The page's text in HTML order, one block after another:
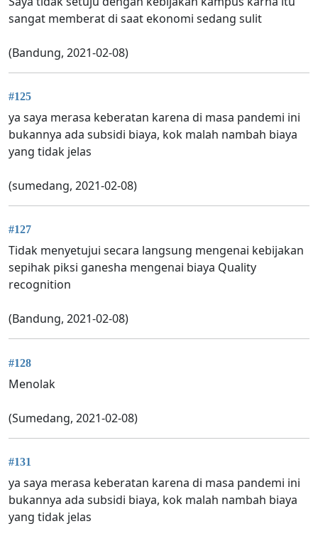
sangat memberat di saat ekonomi sedang sulit
(Bandung, 2021-02-08)
#125
ya saya merasa keberatan karena di masa pandemi ini
bukannya ada subsidi biaya, kok malah nambah biaya
yang tidak jelas
(sumedang, 2021-02-08)
#127
Tidak menyetujui secara langsung mengenai kebijakan
sepihak piksi ganesha mengenai biaya Quality
recognition
(Bandung, 2021-02-08)
#128
Menolak
(Sumedang, 2021-02-08)
#131
ya saya merasa keberatan karena di masa pandemi ini
bukannya ada subsidi biaya, kok malah nambah biaya
yang tidak jelas